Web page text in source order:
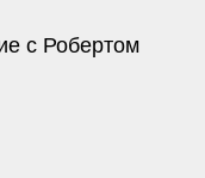
с Робертом